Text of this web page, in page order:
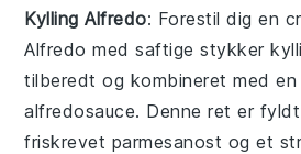
Kylling Alfredo: Forestil dig en
Alfredo med saftige stykker
tilberedt og kombineret med
alfredosauce. Denne ret er
friskrevet parmesanost og et